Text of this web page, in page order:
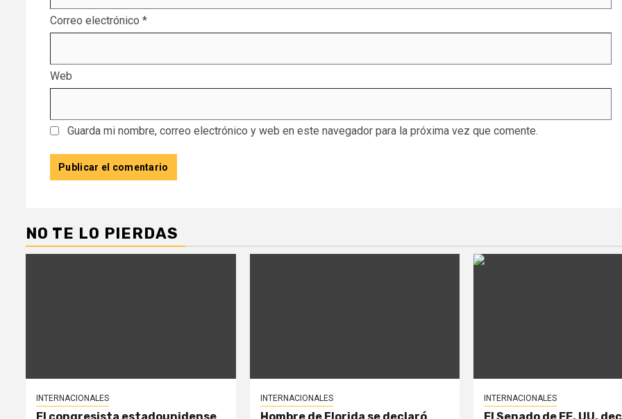
Correo electrónico *
Web
Guarda mi nombre, correo electrónico y web en este navegador para la próxima vez que comente.
NO TE LO PIERDAS
INTERNACIONALES INTERNACIONALES INTERNACIONALES